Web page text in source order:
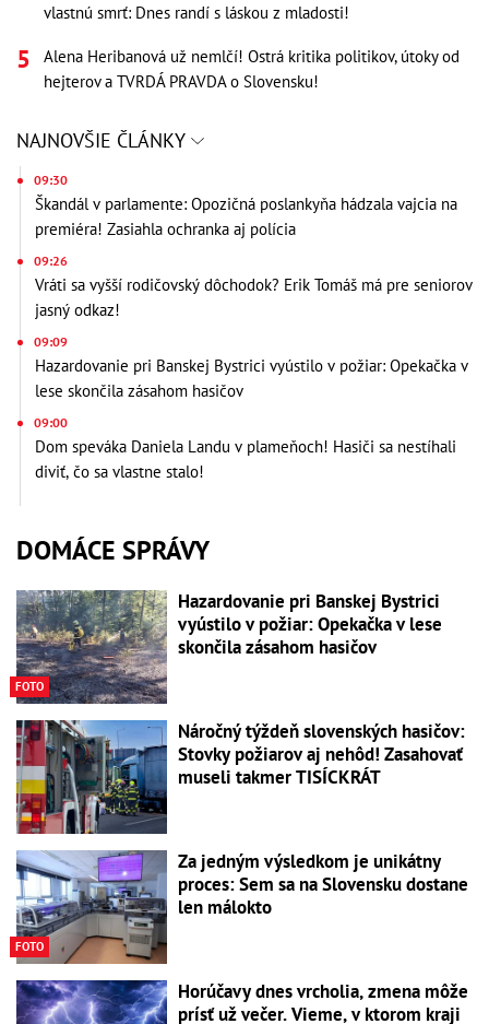
vlastnú smrť: Dnes randí s láskou z mladosti!
Alena Heribanová už nemlčí! Ostrá kritika politikov, útoky od
hejterov a TVRDÁ PRAVDA o Slovensku!
NAJNOVŠIE ČLÁNKY
09:30
Škandál v parlamente: Opozičná poslankyňa hádzala vajcia na
premiéra! Zasiahla ochranka aj polícia
09:26
Vráti sa vyšší rodičovský dôchodok? Erik Tomáš má pre seniorov
jasný odkaz!
09:09
Hazardovanie pri Banskej Bystrici vyústilo v požiar: Opekačka v
lese skončila zásahom hasičov
09:00
Dom speváka Daniela Landu v plameňoch! Hasiči sa nestíhali
diviť, čo sa vlastne stalo!
DOMÁCE SPRÁVY
FOTO
Hazardovanie pri Banskej Bystrici
vyústilo v požiar: Opekačka v lese
skončila zásahom hasičov
Náročný týždeň slovenských hasičov:
Stovky požiarov aj nehôd! Zasahovať
museli takmer TISÍCKRÁT
FOTO
Za jedným výsledkom je unikátny
proces: Sem sa na Slovensku dostane
len málokto
Horúčavy dnes vrcholia, zmena môže
prísť už večer. Vieme, v ktorom kraji